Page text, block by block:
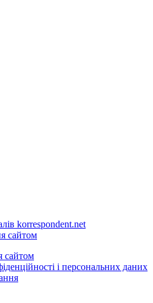
korrespondent.net
сайтом
сайтом
і персональних даних